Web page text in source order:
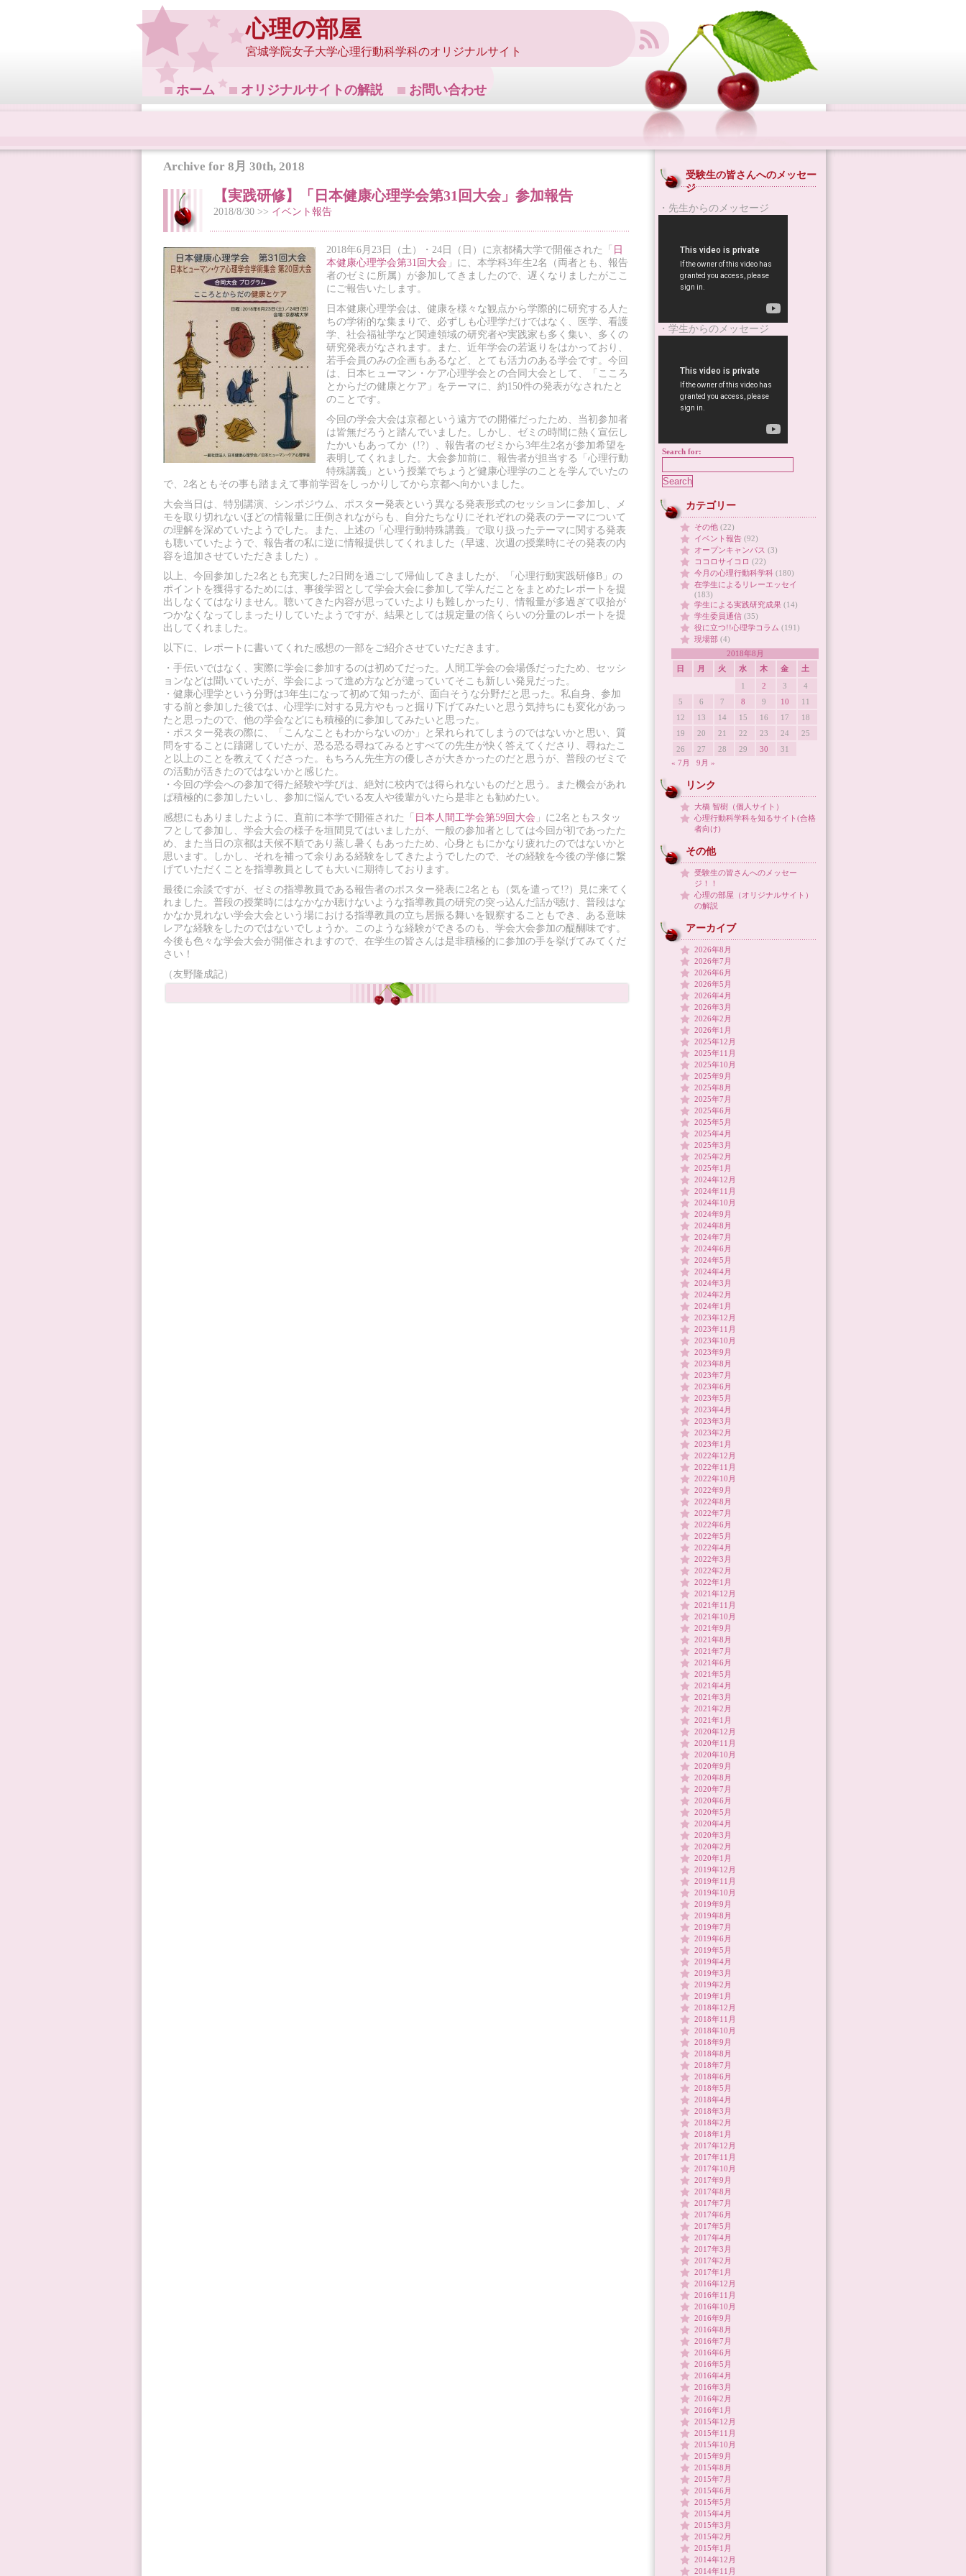
心理の部屋
宮城学院女子大学心理行動科学科のオリジナルサイト
ホーム オリジナルサイトの解説 お問い合わせ
Archive for 8月 30th, 2018
【実践研修】「日本健康心理学会第31回大会」参加報告
2018/8/30 >> イベント報告
2018年6月23日（土）・24日（日）に京都橘大学で開催された「 日
本健康心理学会第31回大会 」に、本学科3年生2名（両者とも、報告
者のゼミに所属）が参加してきましたので、遅くなりましたがここ
にご報告いたします。
日本健康心理学会は、健康を様々な観点から学際的に研究する人た
ちの学術的な集まりで、必ずしも心理学だけではなく、医学、看護
学、社会福祉学など関連領域の研究者や実践家も多く集い、多くの
研究発表がなされます。また、近年学会の若返りをはかっており、
若手会員のみの企画もあるなど、とても活力のある学会です。今回
は、日本ヒューマン・ケア心理学会との合同大会として、「こころ
とからだの健康とケア」をテーマに、約150件の発表がなされたと
のことです。
今回の学会大会は京都という遠方での開催だったため、当初参加者
は皆無だろうと踏んでいました。しかし、ゼミの時間に熱く宣伝し
たかいもあってか（!?）、報告者のゼミから3年生2名が参加希望を
表明してくれました。大会参加前に、報告者が担当する「心理行動
特殊講義」という授業でちょうど健康心理学のことを学んでいたの
で、2名ともその事も踏まえて事前学習をしっかりしてから京都へ向かいました。
大会当日は、特別講演、シンポジウム、ポスター発表という異なる発表形式のセッションに参加し、メ
モを取り切れないほどの情報量に圧倒されながらも、自分たちなりにそれぞれの発表のテーマについて
の理解を深めていたようでした。また、上述の「心理行動特殊講義」で取り扱ったテーマに関する発表
も聴いていたようで、報告者の私に逆に情報提供してくれました（早速、次週の授業時にその発表の内
容を追加させていただきました）。
以上、今回参加した2名とも充実した2日間を過ごして帰仙してきましたが、「心理行動実践研修B」の
ポイントを獲得するためには、事後学習として学会大会に参加して学んだことをまとめたレポートを提
出しなくてはなりません。聴いてきた内容が思っていたよりも難しかったり、情報量が多過ぎて収拾が
つかなくなってしまったりしていたようですが、結果としては規定量の倍くらいの分量のレポートを提
出してくれました。
以下に、レポートに書いてくれた感想の一部をご紹介させていただきます。
・手伝いではなく、実際に学会に参加するのは初めてだった。人間工学会の会場係だったため、セッシ
ョンなどは聞いていたが、学会によって進め方などが違っていてそこも新しい発見だった。
・健康心理学という分野は3年生になって初めて知ったが、面白そうな分野だと思った。私自身、参加
する前と参加した後では、心理学に対する見方やもっと掘り下げてみたいと思う気持ちにも変化があっ
たと思ったので、他の学会などにも積極的に参加してみたいと思った。
・ポスター発表の際に、「こんなこともわからないのか」と呆れられてしまうのではないかと思い、質
問をすることに躊躇していたが、恐る恐る尋ねてみるとすべての先生が快く答えてくださり、尋ねたこ
と以上のことを教えてくださった。もちろん先生方の優しさが大きかったのだと思うが、普段のゼミで
の活動が活きたのではないかと感じた。
・今回の学会への参加で得た経験や学びは、絶対に校内では得られないものだと思う。また機会があれ
ば積極的に参加したいし、参加に悩んでいる友人や後輩がいたら是非とも勧めたい。
感想にもありましたように、直前に本学で開催された「 日本人間工学会第59回大会 」に2名ともスタッ
フとして参加し、学会大会の様子を垣間見てはいましたが、一般の参加者としては今回が初であったた
め、また当日の京都は天候不順であり蒸し暑くもあったため、心身ともにかなり疲れたのではないかと
思います。しかし、それを補って余りある経験をしてきたようでしたので、その経験を今後の学修に繋
げていただくことを指導教員としても大いに期待しております。
最後に余談ですが、ゼミの指導教員である報告者のポスター発表に2名とも（気を遣って!?）見に来てく
れました。普段の授業時にはなかなか聴けないような指導教員の研究の突っ込んだ話が聴け、普段はな
かなか見れない学会大会という場における指導教員の立ち居振る舞いを観察することもでき、ある意味
レアな経験をしたのではないでしょうか。このような経験ができるのも、学会大会参加の醍醐味です。
今後も色々な学会大会が開催されますので、在学生の皆さんは是非積極的に参加の手を挙げてみてくだ
さい！
（友野隆成記）
受験生の皆さんへのメッセー
ジ
・先生からのメッセージ
・学生からのメッセージ
Search for:
カテゴリー
その他 (22)
イベント報告 (92)
オープンキャンパス (3)
ココロサイコロ (22)
今月の心理行動科学科 (180)
在学生によるリレーエッセイ
(183)
学生による実践研究成果 (14)
学生委員通信 (35)
役に立つ!!心理学コラム (191)
現場部 (4)
2018年8月
日
月 火 水 木 金
土
1
2 3
4
5
6 7 8 9 10
11
12
13 14 15 16 17
18
19
20 21 22 23 24
25
26
27 28 29 30
31
« 7月
9月 »
リンク
大橋 智樹（個人サイト）
心理行動科学科を知るサイト(合格
者向け)
その他
受験生の皆さんへのメッセー
ジ！！
心理の部屋（オリジナルサイト）
の解説
アーカイブ
2026年8月
2026年7月
2026年6月
2026年5月
2026年4月
2026年3月
2026年2月
2026年1月
2025年12月
2025年11月
2025年10月
2025年9月
2025年8月
2025年7月
2025年6月
2025年5月
2025年4月
2025年3月
2025年2月
2025年1月
2024年12月
2024年11月
2024年10月
2024年9月
2024年8月
2024年7月
2024年6月
2024年5月
2024年4月
2024年3月
2024年2月
2024年1月
2023年12月
2023年11月
2023年10月
2023年9月
2023年8月
2023年7月
2023年6月
2023年5月
2023年4月
2023年3月
2023年2月
2023年1月
2022年12月
2022年11月
2022年10月
2022年9月
2022年8月
2022年7月
2022年6月
2022年5月
2022年4月
2022年3月
2022年2月
2022年1月
2021年12月
2021年11月
2021年10月
2021年9月
2021年8月
2021年7月
2021年6月
2021年5月
2021年4月
2021年3月
2021年2月
2021年1月
2020年12月
2020年11月
2020年10月
2020年9月
2020年8月
2020年7月
2020年6月
2020年5月
2020年4月
2020年3月
2020年2月
2020年1月
2019年12月
2019年11月
2019年10月
2019年9月
2019年8月
2019年7月
2019年6月
2019年5月
2019年4月
2019年3月
2019年2月
2019年1月
2018年12月
2018年11月
2018年10月
2018年9月
2018年8月
2018年7月
2018年6月
2018年5月
2018年4月
2018年3月
2018年2月
2018年1月
2017年12月
2017年11月
2017年10月
2017年9月
2017年8月
2017年7月
2017年6月
2017年5月
2017年4月
2017年3月
2017年2月
2017年1月
2016年12月
2016年11月
2016年10月
2016年9月
2016年8月
2016年7月
2016年6月
2016年5月
2016年4月
2016年3月
2016年2月
2016年1月
2015年12月
2015年11月
2015年10月
2015年9月
2015年8月
2015年7月
2015年6月
2015年5月
2015年4月
2015年3月
2015年2月
2015年1月
2014年12月
2014年11月